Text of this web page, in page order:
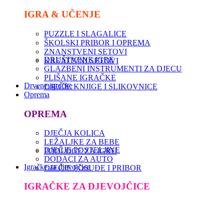
IGRA & UČENJE
PUZZLE I SLAGALICE
ŠKOLSKI PRIBOR I OPREMA
ZNANSTVENI SETOVI
KREATIVNI SETOVI
DRUŠTVENE IGRE
GLAZBENI INSTRUMENTI ZA DJECU
PLIŠANE IGRAČKE
DJEČJE KNJIGE I SLIKOVNICE
Drvene igračke
Oprema
OPREMA
DJEČJA KOLICA
LEŽALJKE ZA BEBE
PODLOGE ZA IGRU
DJEČJE POSTELJINE
DODACI ZA AUTO
DJEČJE POSUĐE I PRIBOR
Igračke za djevojčice
IGRAČKE ZA DJEVOJČICE